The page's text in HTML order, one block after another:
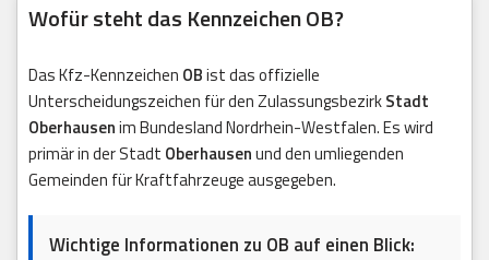
Wofür steht das Kennzeichen OB?
Das Kfz-Kennzeichen OBist das offizielle
Unterscheidungszeichen für den ZulassungsbezirkStadt
Oberhausenim Bundesland Nordrhein-Westfalen. Es wird
primär in der Stadt Oberhausenund den umliegenden
Gemeinden für Kraftfahrzeuge ausgegeben.
Wichtige Informationen zu OB auf einen Blick: